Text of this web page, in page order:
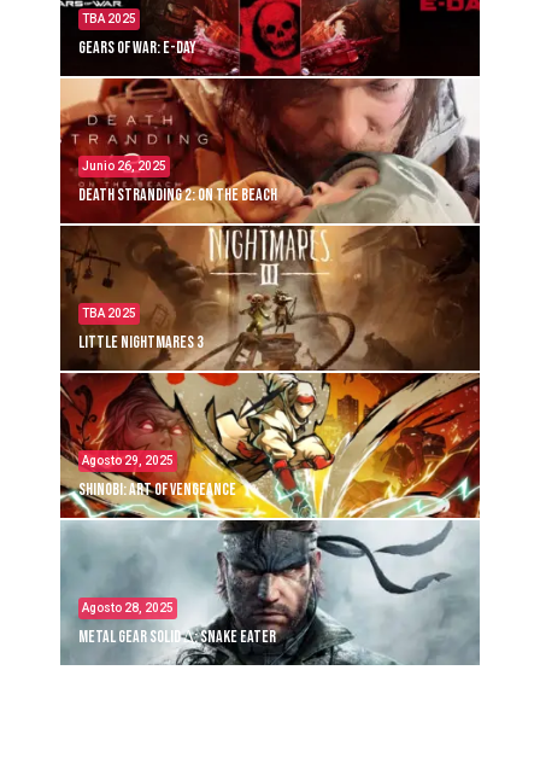
TBA 2025
Gears of War: E-Day
Junio 26, 2025
Death Stranding 2: On the Beach
TBA 2025
Little Nightmares 3
Agosto 29, 2025
Shinobi: Art of Vengeance
Agosto 28, 2025
Metal Gear Solid Δ: Snake Eater